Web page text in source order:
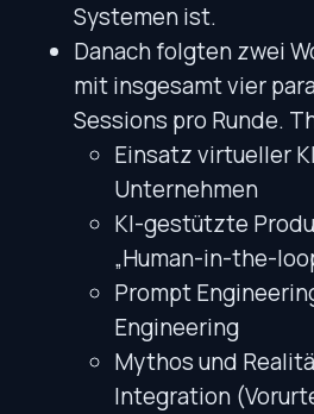
Systemen ist.
Danach folgten zwei
mit insgesamt vier
Sessions pro Runde.
Einsatz virtueller
Unternehmen
KI-gestützte
„Human-in-the-
Prompt
Engineering
Mythos und
Integration